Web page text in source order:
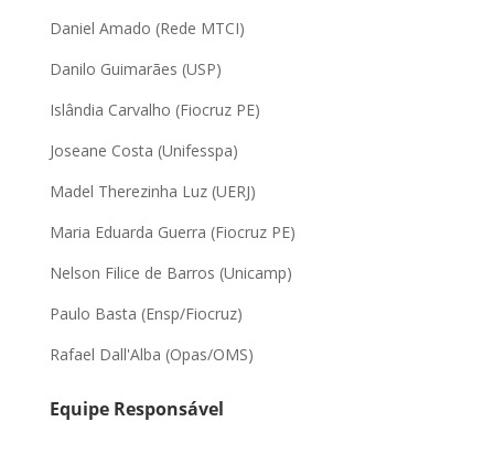
Daniel Amado (Rede MTCI)
Danilo Guimarães (USP)
Islândia Carvalho (Fiocruz PE)
Joseane Costa (Unifesspa)
Madel Therezinha Luz (UERJ)
Maria Eduarda Guerra (Fiocruz PE)
Nelson Filice de Barros (Unicamp)
Paulo Basta (Ensp/Fiocruz)
Rafael Dall'Alba (Opas/OMS)
Equipe Responsável